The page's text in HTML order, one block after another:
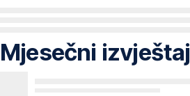
Mjesečni izvještaj